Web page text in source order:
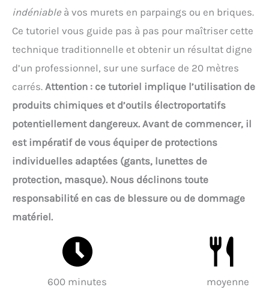
indéniable à vos murets en parpaings ou en briques.
Ce tutoriel vous guide pas à pas pour maîtriser cette
technique traditionnelle et obtenir un résultat digne
d’un professionnel, sur une surface de 20 mètres
carrés. Attention : ce tutoriel implique l’utilisation de
produits chimiques et d’outils électroportatifs
potentiellement dangereux. Avant de commencer, il
est impératif de vous équiper de protections
individuelles adaptées (gants, lunettes de
protection, masque). Nous déclinons toute
responsabilité en cas de blessure ou de dommage
matériel.
600 minutes moyenne